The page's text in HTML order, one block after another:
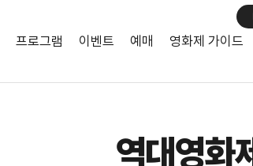
프로그램 이벤트 예매 영화제 가이드
역대영화제